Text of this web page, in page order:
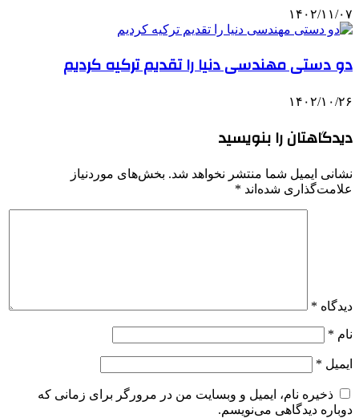
۱۴۰۲/۱۱/۰۷
دو دستی مهندسی دنیا را تقدیم ترکیه کردیم
۱۴۰۲/۱۰/۲۶
دیدگاهتان را بنویسید
نشانی ایمیل شما منتشر نخواهد شد. بخش‌های موردنیاز
علامت‌گذاری شده‌اند *
دیدگاه *
نام *
ایمیل *
ذخیره نام، ایمیل و وبسایت من در مرورگر برای زمانی که
دوباره دیدگاهی می‌نویسم.